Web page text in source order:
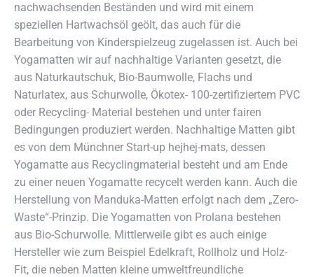
nachwachsenden Beständen und wird mit einem
speziellen Hartwachsöl geölt, das auch für die
Bearbeitung von Kinderspielzeug zugelassen ist. Auch bei
Yogamatten wir auf nachhaltige Varianten gesetzt, die
aus Naturkautschuk, Bio-Baumwolle, Flachs und
Naturlatex, aus Schurwolle, Ökotex- 100-zertifiziertem PVC
oder Recycling- Material bestehen und unter fairen
Bedingungen produziert werden. Nachhaltige Matten gibt
es von dem Münchner Start-up hejhej-mats, dessen
Yogamatte aus Recyclingmaterial besteht und am Ende
zu einer neuen Yogamatte recycelt werden kann. Auch die
Herstellung von Manduka-Matten erfolgt nach dem „Zero-
Waste“-Prinzip. Die Yogamatten von Prolana bestehen
aus Bio-Schurwolle. Mittlerweile gibt es auch einige
Hersteller wie zum Beispiel Edelkraft, Rollholz und Holz-
Fit, die neben Matten kleine umweltfreundliche